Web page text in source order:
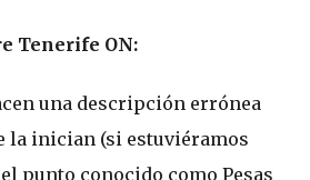
Tenerife ON:
una descripción errónea
la inician (si estuviéramos
punto conocido como Pesas